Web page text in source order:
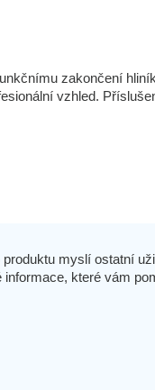
zakončení
vzhled.
myslí ostatní
které vám